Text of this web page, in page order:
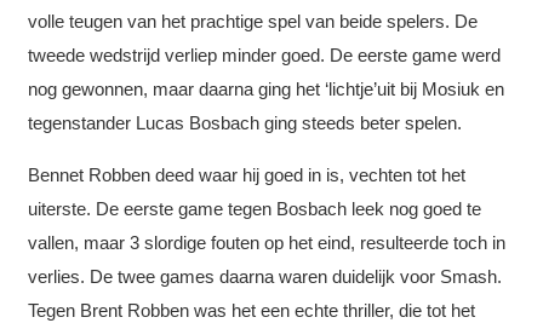
volle teugen van het prachtige spel van beide spelers. De
tweede wedstrijd verliep minder goed. De eerste game werd
nog gewonnen, maar daarna ging het ‘lichtje’uit bij Mosiuk en
tegenstander Lucas Bosbach ging steeds beter spelen.
Bennet Robben deed waar hij goed in is, vechten tot het
uiterste. De eerste game tegen Bosbach leek nog goed te
vallen, maar 3 slordige fouten op het eind, resulteerde toch in
verlies. De twee games daarna waren duidelijk voor Smash.
Tegen Brent Robben was het een echte thriller, die tot het